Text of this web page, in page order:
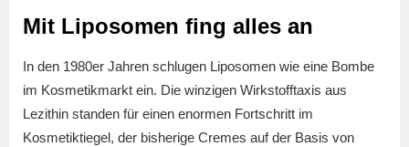
Mit Liposomen fing alles an
In den 1980er Jahren schlugen Liposomen wie eine Bombe
im Kosmetikmarkt ein. Die winzigen Wirkstofftaxis aus
Lezithin standen für einen enormen Fortschritt im
Kosmetiktiegel, der bisherige Cremes auf der Basis von